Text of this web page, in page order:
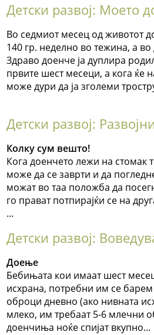
Детски развој: Моето
Во седмиот месец од животот
140 гр. неделно во тежина, а
Здраво доенче ја дуплира
првите шест месеци, а кога ќе
може дури да ја зголеми
Детски развој:
Колку сум вешто!
Кога доенчето лежи на стомак
може да се заврти и да
можат во таа положба да
го прават потпирајќи се на
...
Детски развој:
Доење
Бебињата кои имаат шест
исхрана, потребни им се
оброци дневно (ако нивната
млеко, им требаат 5-6 млечни
доенчиња ноќе спијат вкупно...